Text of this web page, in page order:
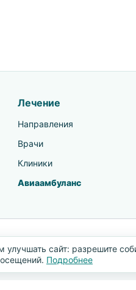
Лечение
Направления
Врачи
Клиники
Авиаамбуланс
IsraHospital.
улучшать сайт: разрешите
Подробнее